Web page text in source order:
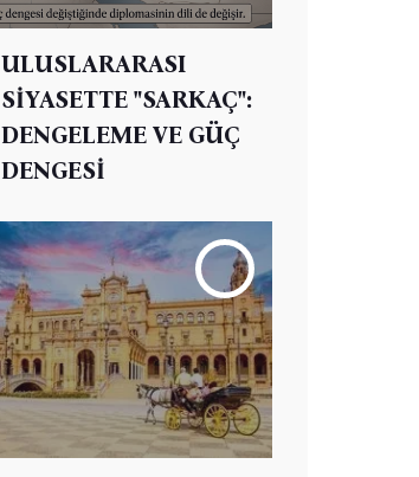
ULUSLARARASI
SİYASETTE "SARKAÇ":
DENGELEME VE GÜÇ
DENGESİ